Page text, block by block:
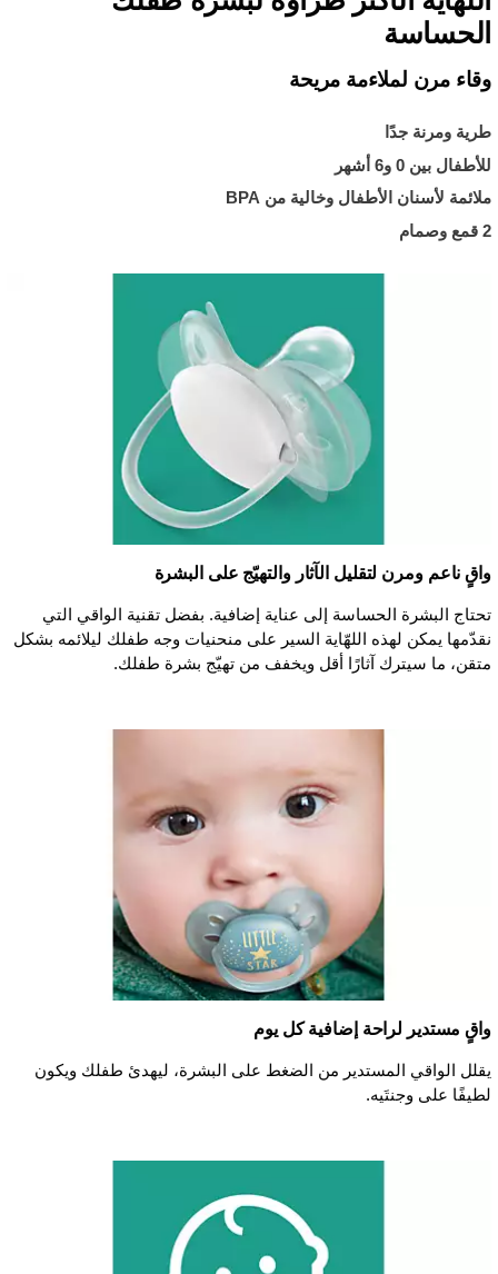
الحساسة
وقاء مرن لملاءمة مريحة
طرية ومرنة جدًا
للأطفال بين 0 و6 أشهر
ملائمة لأسنان الأطفال وخالية من BPA
2 قمع وصمام
واقٍ ناعم ومرن لتقليل الآثار والتهيّج على البشرة
تحتاج البشرة الحساسة إلى عناية إضافية. بفضل تقنية الواقي التي
نقدّمها يمكن لهذه اللهّاية السير على منحنيات وجه طفلك ليلائمه بشكل
متقن، ما سيترك آثارًا أقل ويخفف من تهيّج بشرة طفلك.
واقٍ مستدير لراحة إضافية كل يوم
يقلل الواقي المستدير من الضغط على البشرة، ليهدئ طفلك ويكون
لطيفًا على وجنتَيه.